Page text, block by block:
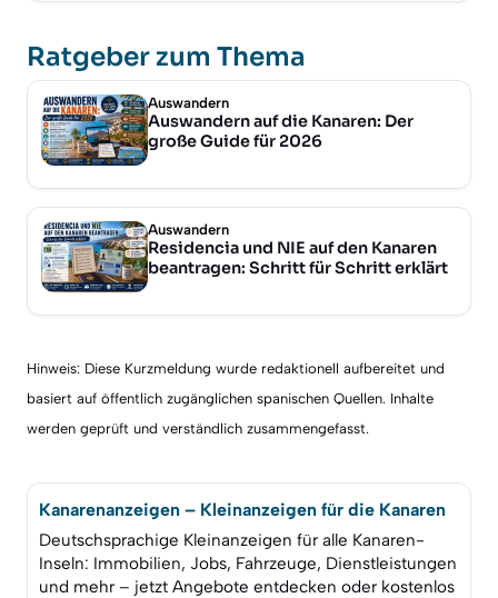
Ratgeber zum Thema
Auswandern
Auswandern auf die Kanaren: Der
große Guide für 2026
Auswandern
Residencia und NIE auf den Kanaren
beantragen: Schritt für Schritt erklärt
Hinweis: Diese Kurzmeldung wurde redaktionell aufbereitet und
basiert auf öffentlich zugänglichen spanischen Quellen. Inhalte
werden geprüft und verständlich zusammengefasst.
Kanarenanzeigen – Kleinanzeigen für die Kanaren
Deutschsprachige Kleinanzeigen für alle Kanaren-
Inseln: Immobilien, Jobs, Fahrzeuge, Dienstleistungen
und mehr – jetzt Angebote entdecken oder kostenlos